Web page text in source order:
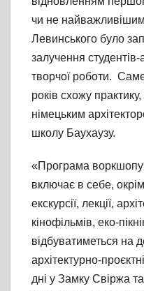
чи не найважливішим
Левинського було
залучення студентів-
творчої роботи.
років схожу
німецьким
школу Баухаузу.
«Програма воркшопу
включає в себе,
екскурсії, лекції,
кінофільмів, еко-
відбуватиметься на
архітектурно-
дні у Замку Свіржа